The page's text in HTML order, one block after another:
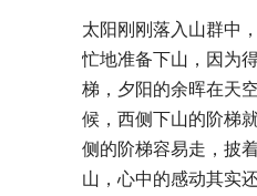
太阳刚刚落入山群中
忙地准备下山，因为
梯，夕阳的余晖在天
候，西侧下山的阶梯
侧的阶梯容易走，披
山，心中的感动其实